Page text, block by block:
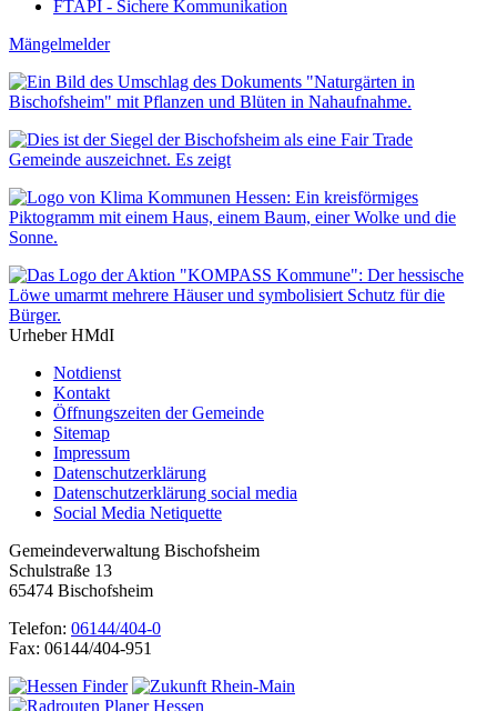
FTAPI - Sichere Kommunikation
Mängelmelder
Urheber HMdI
Notdienst
Kontakt
Öffnungszeiten der Gemeinde
Sitemap
Impressum
Datenschutzerklärung
Datenschutzerklärung social media
Social Media Netiquette
Gemeindeverwaltung Bischofsheim
Schulstraße 13
65474 Bischofsheim
Telefon: 06144/404-0
Fax: 06144/404-951